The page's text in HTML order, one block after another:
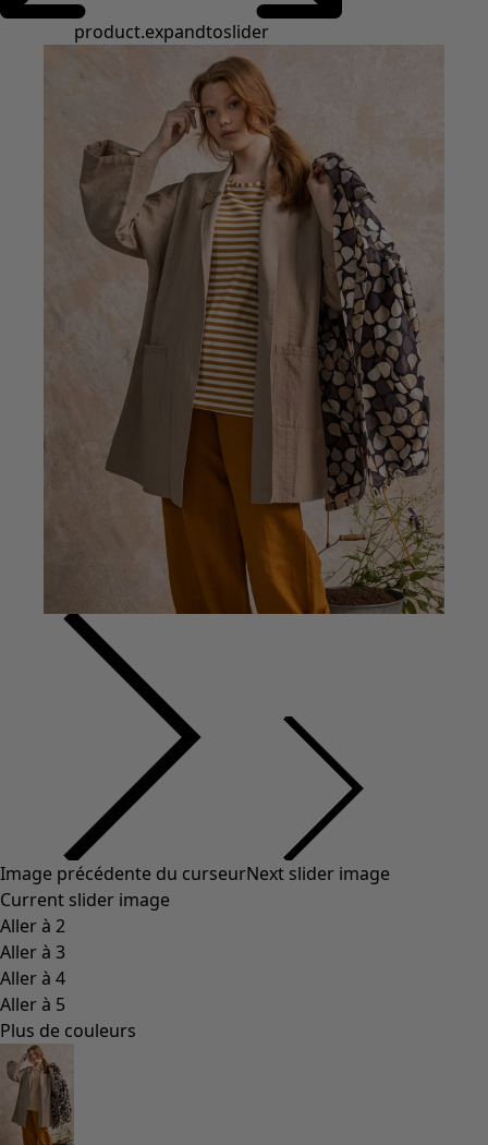
Styles de vétements
Vêtements en lin
Robes de style hippie
Vêtements hippies
Une mode scandinave
Superpositions
Des carreaux à foison
Un design suédois
Robes en jersey
Vêtements bohèmes
Des vêtements pour les soirées fraîches
Vêtements à motif
Maillots de bain et vêtements de plage
Collections
Dans l'univers du kimono
Monsoon
Étendues champêtres
Coimbatore
Les classiques de Gudrun
Des tournesols pour le HCR